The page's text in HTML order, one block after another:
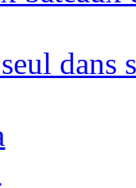
dans